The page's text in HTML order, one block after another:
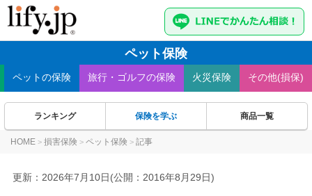
ペットの保険 旅行・ゴルフの保険 火災保険 その他(損保)
ペット保険
ランキング 保険を学ぶ 商品一覧
HOME > 損害保険 > ペット保険 > 記事
更新： 2026年7月10日(公開：2016年8月29日)